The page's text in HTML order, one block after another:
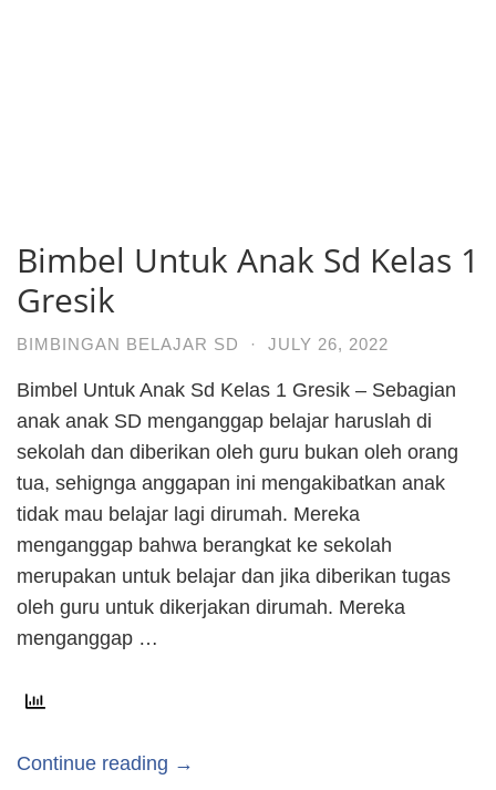
Bimbel Untuk Anak Sd Kelas 1
Gresik
BIMBINGAN BELAJAR SD · JULY 26, 2022
Bimbel Untuk Anak Sd Kelas 1 Gresik – Sebagian
anak anak SD menganggap belajar haruslah di
sekolah dan diberikan oleh guru bukan oleh orang
tua, sehignga anggapan ini mengakibatkan anak
tidak mau belajar lagi dirumah. Mereka
menganggap bahwa berangkat ke sekolah
merupakan untuk belajar dan jika diberikan tugas
oleh guru untuk dikerjakan dirumah. Mereka
menganggap …
Continue reading →